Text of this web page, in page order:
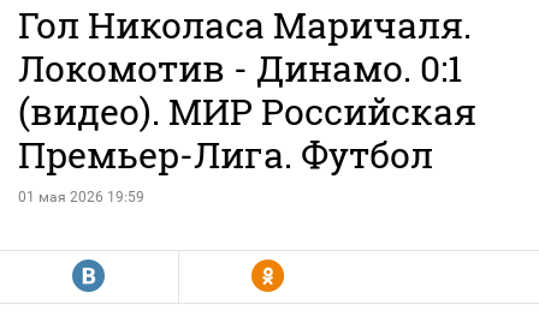
Гол Николаса Маричаля.
Локомотив - Динамо. 0:1
(видео). МИР Российская
Премьер-Лига. Футбол
01 мая 2026 19:59
R Y